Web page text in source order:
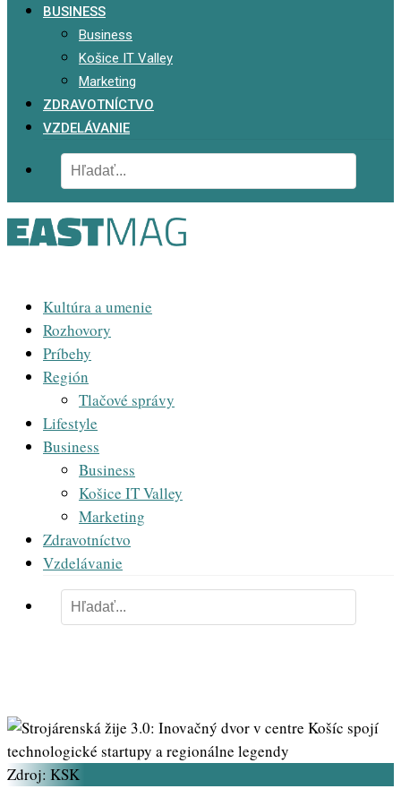
BUSINESS
Business
Košice IT Valley
Marketing
ZDRAVOTNÍCTVO
VZDELÁVANIE
Kultúra a umenie
Rozhovory
Príbehy
Región
Tlačové správy
Lifestyle
Business
Business
Košice IT Valley
Marketing
Zdravotníctvo
Vzdelávanie
Zdroj: KSK